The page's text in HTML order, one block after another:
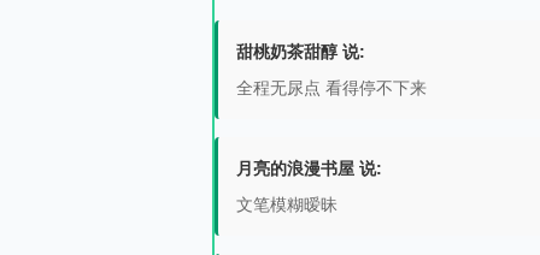
甜桃奶茶甜醇 说:
全程无尿点 看得停不下来
月亮的浪漫书屋 说:
文笔模糊暧昧